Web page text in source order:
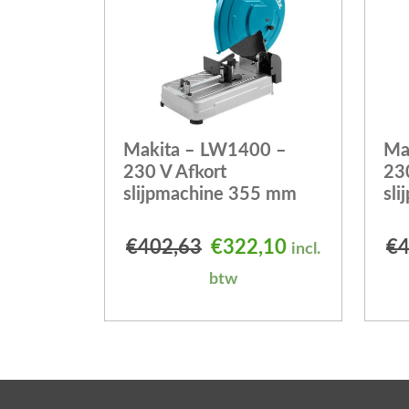
Makita – LW1400 –
230 V Afkort
slijpmachine 355 mm
€402,63 Oorspronkelijke prijs
€322,10Huidige prijs
incl.
btw
€